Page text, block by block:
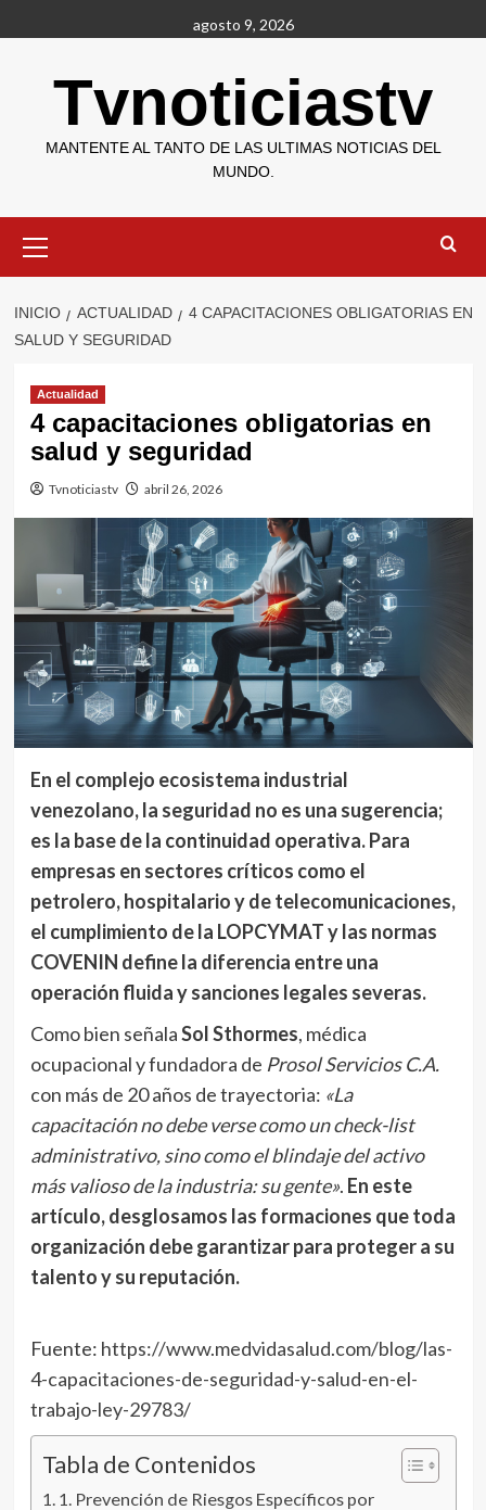
al
agosto 9, 2026
Tvnoticiastv
MANTENTE AL TANTO DE LAS ULTIMAS NOTICIAS DEL
MUNDO.
primario
INICIO ACTUALIDAD
4 CAPACITACIONES OBLIGATORIAS EN
SALUD Y SEGURIDAD
Actualidad
4 capacitaciones obligatorias en
salud y seguridad
Tvnoticiastv abril 26, 2026
En el complejo ecosistema industrial
venezolano, la seguridad no es una sugerencia;
es la base de la continuidad operativa. Para
empresas en sectores críticos como el
petrolero, hospitalario y de telecomunicaciones,
el cumplimiento de la LOPCYMAT y las normas
COVENIN define la diferencia entre una
operación fluida y sanciones legales severas.
Como bien señalaSol Sthormes, médica
ocupacional y fundadora de Prosol Servicios C.A.
con más de 20 años de trayectoria: «La
capacitación no debe verse como un check-list
administrativo, sino como el blindaje del activo
más valioso de la industria: su gente». En este
artículo, desglosamos las formaciones que toda
organización debe garantizar para proteger a su
talento y su reputación.
Fuente: https://www.medvidasalud.com/blog/las-
4-capacitaciones-de-seguridad-y-salud-en-el-
trabajo-ley-29783/
Tabla de Contenidos
1. Prevención de Riesgos Específicos por